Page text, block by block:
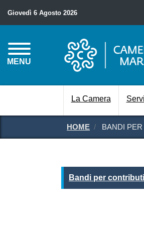
Giovedì 6 Agosto 2026
MENU
La Camera
HOME BANDI
Bandi per
Bandi per